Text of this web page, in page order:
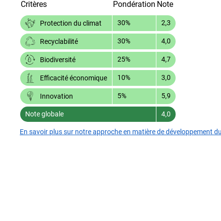
Critères Pondération Note
Protection du climat 30% 2,3
Recyclabilité 30% 4,0
Biodiversité 25% 4,7
Efficacité économique 10% 3,0
Innovation 5% 5,9
Note globale 4,0
En savoir plus sur notre approche en matière de développement